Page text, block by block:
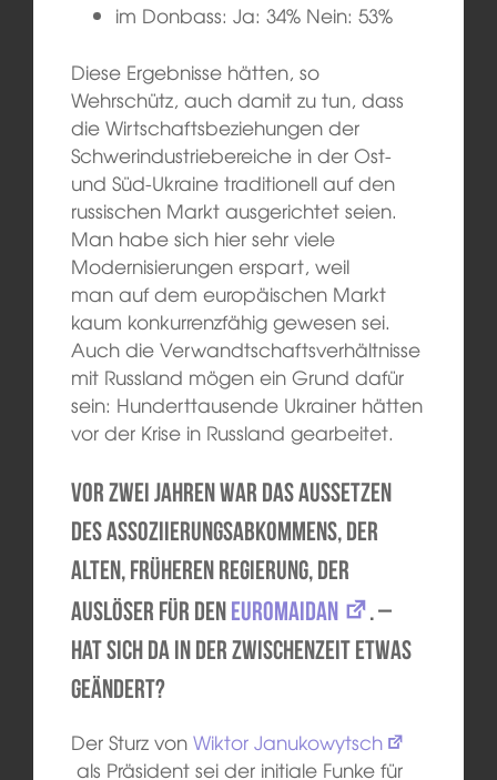
im Donbass: Ja: 34% Nein: 53%
Diese Ergebnisse hätten, so
Wehrschütz, auch damit zu tun, dass
die Wirtschaftsbeziehungen der
Schwerindustriebereiche in der Ost-
und Süd-Ukraine traditionell auf den
russischen Markt ausgerichtet seien.
Man habe sich hier sehr viele
Modernisierungen erspart, weil
man auf dem europäischen Markt
kaum konkurrenzfähig gewesen sei.
Auch die Verwandtschaftsverhältnisse
mit Russland mögen ein Grund dafür
sein: Hunderttausende Ukrainer hätten
vor der Krise in Russland gearbeitet.
Vor zwei Jahren war das Aussetzen
des Assoziierungsabkommens, der
alten, früheren Regierung, der
Auslöser für den Euromaidan
. –
Hat sich da in der Zwischenzeit etwas
geändert?
Der Sturz von Wiktor Janukowytsch
als Präsident sei der initiale Funke für